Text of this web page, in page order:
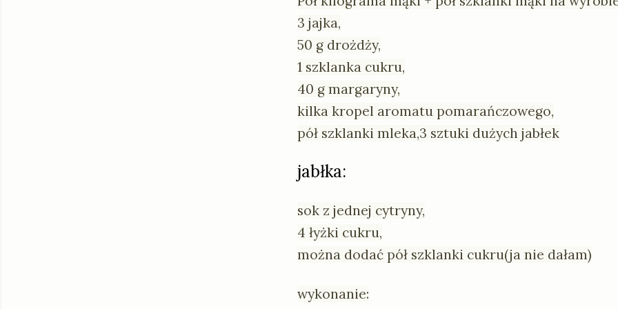
3 jajka,
50 g drożdży,
1 szklanka cukru,
40 g margaryny,
kilka kropel aromatu pomarańczowego,
pół szklanki mleka,3 sztuki dużych jabłek
jabłka:
sok z jednej cytryny,
4 łyżki cukru,
można dodać pół szklanki cukru(ja nie dałam)
wykonanie: